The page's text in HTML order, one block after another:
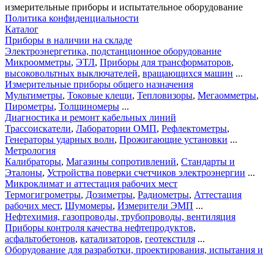
измерительные приборы и испытательное оборудование
Политика конфиденциальности
Каталог
Приборы в наличии на складе
Электроэнергетика, подстанционное оборудование
Микроомметры, ЭТЛ, Приборы для трансформаторов,
высоковольтных выключателей, вращающихся машин ...
Измерительные приборы общего назначения
Мультиметры, Токовые клещи, Тепловизоры, Мегаомметры,
Пирометры, Толщиномеры ...
Диагностика и ремонт кабельных линий
Трассоискатели, Лаборатории ОМП, Рефлектометры,
Генераторы ударных волн, Прожигающие установки ...
Метрология
Калибраторы, Магазины сопротивлений, Стандарты и
Эталоны, Устройства поверки счетчиков электроэнергии ...
Микроклимат и аттестация рабочих мест
Термогигрометры, Дозиметры, Радиометры, Аттестация
рабочих мест, Шумомеры, Измерители ЭМП ...
Нефтехимия, газопроводы, трубопроводы, вентиляция
Приборы контроля качества нефтепродуктов,
асфальтобетонов, катализаторов, геотекстиля ...
Оборудование для разработки, проектирования, испытания и